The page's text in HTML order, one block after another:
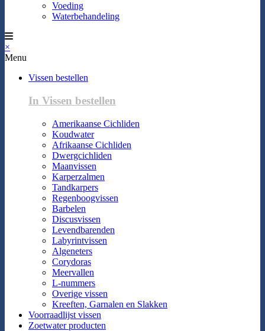
Voeding
Waterbehandeling
×
Menu
Vissen bestellen
In Vissen bestellen
Amerikaanse Cichliden
Koudwater
Afrikaanse Cichliden
Dwergcichliden
Maanvissen
Karperzalmen
Tandkarpers
Regenboogvissen
Barbelen
Discusvissen
Levendbarenden
Labyrintvissen
Algeneters
Corydoras
Meervallen
L-nummers
Overige vissen
Kreeften, Garnalen en Slakken
Voorraadlijst vissen
Zoetwater producten